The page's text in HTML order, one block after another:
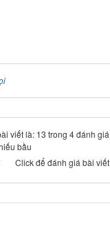
viết là: 13 trong 4 đánh giá
bầu
Click để đánh giá bài viết